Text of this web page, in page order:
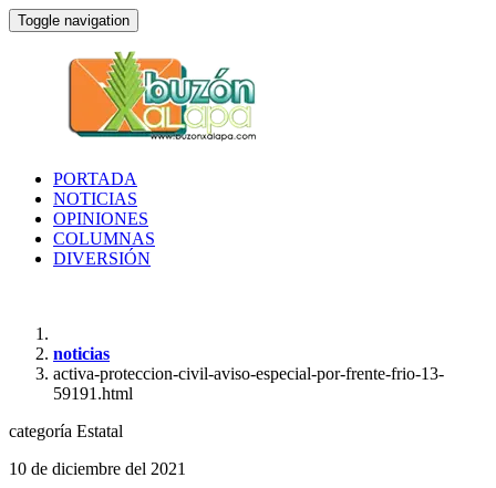
Toggle navigation
PORTADA
NOTICIAS
OPINIONES
COLUMNAS
DIVERSIÓN
noticias
activa-proteccion-civil-aviso-especial-por-frente-frio-13-
59191.html
categoría Estatal
10 de diciembre del 2021